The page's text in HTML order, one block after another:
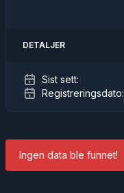
DETALJER
Sist sett:
Registreringsdato:
Ingen data ble funnet!